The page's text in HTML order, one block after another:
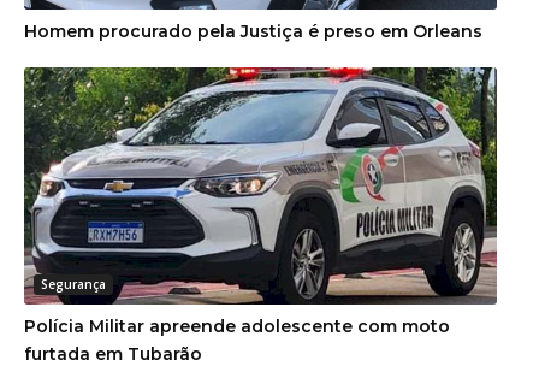
Homem procurado pela Justiça é preso em Orleans
Segurança
Polícia Militar apreende adolescente com moto
furtada em Tubarão